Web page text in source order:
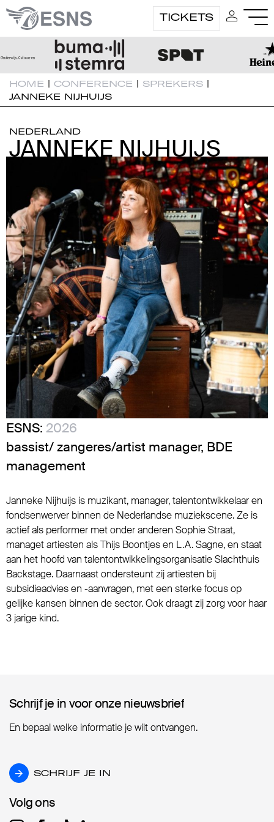
TICKETS
HOME | CONFERENCE | SPREKERS |
JANNEKE NIJHUIJS
NEDERLAND
JANNEKE NIJHUIJS
JANNEKE NIJHUIJS
ESNS: 2026
bassist/ zangeres/artist manager, BDE
management
Janneke Nijhuijs is muzikant, manager, talentontwikkelaar en
fondsenwerver binnen de Nederlandse muziekscene. Ze is
actief als performer met onder anderen Sophie Straat,
managet artiesten als Thijs Boontjes en L.A. Sagne, en staat
aan het hoofd van talentontwikkelingsorganisatie Slachthuis
Backstage. Daarnaast ondersteunt zij artiesten bij
subsidieadvies en -aanvragen, met een sterke focus op
gelijke kansen binnen de sector. Ook draagt zij zorg voor haar
3 jarige kind.
Schrijf je in voor onze nieuwsbrief
Schrijf je in voor onze nieuwsbrief
En bepaal welke informatie je wilt ontvangen.
SCHRIJF JE IN
SCHRIJF JE IN
Volg ons
Volg ons